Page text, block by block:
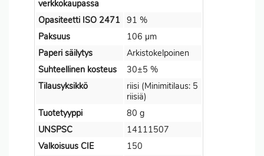
verkkokaupassa
Opasiteetti ISO 2471 91 %
Paksuus
106 µm
Paperi säilytys
Arkistokelpoinen
Suhteellinen kosteus
30±5 %
Tilausyksikkö
riisi (Minimitilaus: 5
riisiä)
Tuotetyyppi
80 g
UNSPSC
14111507
Valkoisuus CIE
150